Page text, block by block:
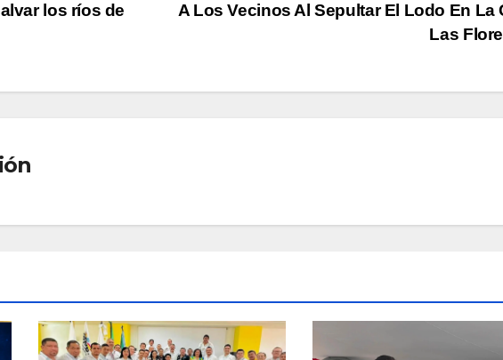
A Los Vecinos Al Sepultar El Lodo En La
Las
los ríos de